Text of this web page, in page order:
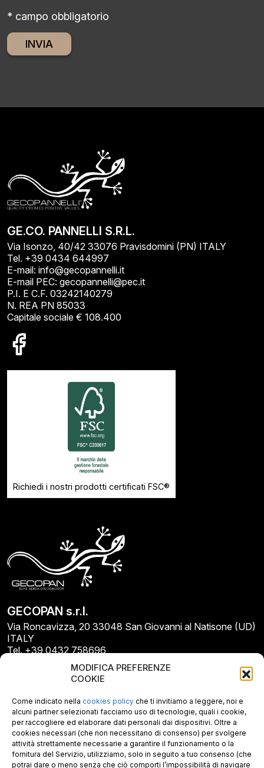
MODIFICA PREFERENZE
COOKIE
Come indicato nella cookies policy che ti invitiamo a leggere, noi e
alcuni partner selezionati facciamo uso di tecnologie, quali i cookie,
per raccogliere ed elaborare dati personali dai dispositivi. Oltre a
cookies necessari (che non necessitano di consenso) per svolgere
attività strettamente necessarie a garantire il funzionamento o la
fornitura del Servizio, utilizziamo, solo in seguito a tuo consenso (che
potrai dare o meno senza che ciò comporti l’impossibilità di navigare
* campo obbligatorio
GE.CO. PANNELLI S.R.L.
Via Isonzo, 40/42 33076 Pravisdomini (PN) ITALY
Tel. +39 0434 644997
E-mail: info@gecopannelli.it
E-mail PEC: gecopannelli@pec.it
P.I. E C.F. 03242140279
N. REA PN 85033
Capitale sociale € 108.400
Richiedi i nostri prodotti certificati FSC®
GECOPAN s.r.l.
Via Roncavizza, 20 33048 San Giovanni al Natisone (UD)
ITALY
Tel. +39 0432 758696
E-mail: info@gecopan.it
E-mail PEC: gecopan@pec.it
P.I. E C.F. 02487660306
N. REA UD 264834
Capitale sociale € 30.000